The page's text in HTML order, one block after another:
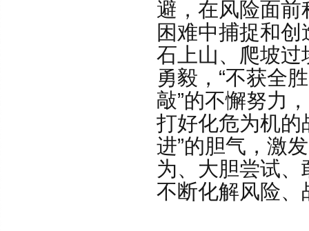
避，在风险面
困难中捕捉和
石上山、爬坡过
勇毅，“不获全
敲”的不懈努力
打好化危为机的
进”的胆气，激
为、大胆尝试
不断化解风险、